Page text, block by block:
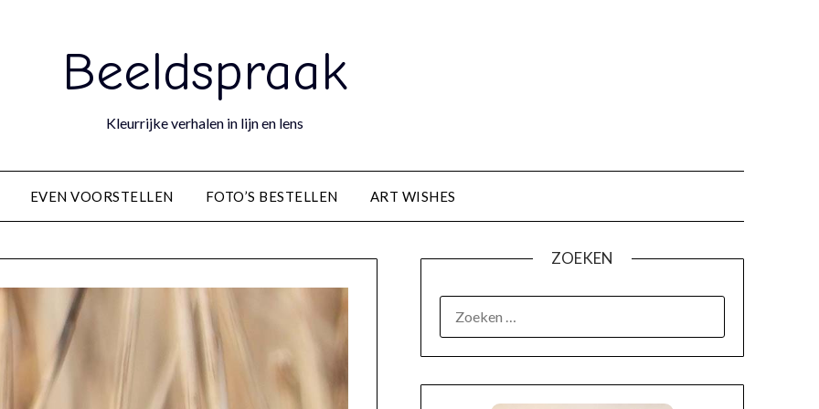
Beeldspraak
Kleurrijke verhalen in lijn en lens
EVEN VOORSTELLEN FOTO’S BESTELLEN ART WISHES
ZOEKEN
OVER MIJ